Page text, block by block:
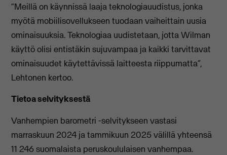
“Meillä on käynnissä laaja teknologiauudistus, jonka
myötä mobiilisovellukseen tuodaan vaiheittain uusia
ominaisuuksia. Teknologiaa uudistetaan, jotta Wilman
käyttö olisi entistäkin sujuvampaa ja kaikki tarvittavat
ominaisuudet käytettävissä laitteesta riippumatta”,
Lehtonen kertoo.
Tietoa selvityksestä
Vanhempien barometri -selvitykseen vastasi
marraskuun 2024 ja tammikuun 2025 välillä yhteensä
11 246 suomalaista peruskoululaisen vanhempaa.